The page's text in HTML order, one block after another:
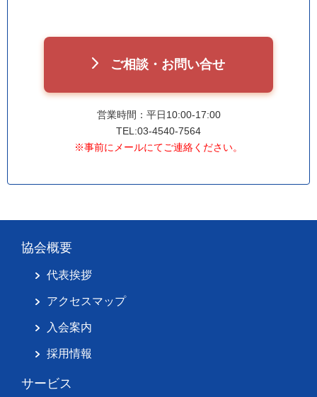
ご相談・お問い合せ
営業時間：平日10:00-17:00
TEL:03-4540-7564
※事前にメールにてご連絡ください。
協会概要
代表挨拶
アクセスマップ
入会案内
採用情報
サービス